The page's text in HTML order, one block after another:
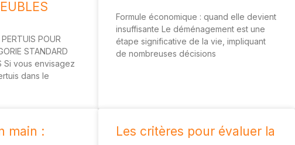
POUR
STANDARD
Si vous envisagez
dans le
Formule économique : quand elle devient
insuffisante Le déménagement est une
étape significative de la vie, impliquant
de nombreuses décisions
main :
Les critères pour évaluer la